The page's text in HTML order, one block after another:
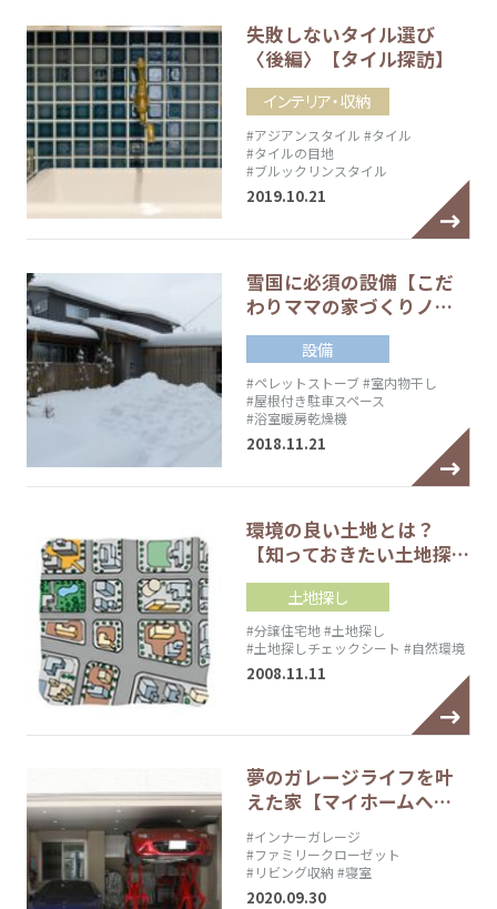
失敗しないタイル選び
〈後編〉【タイル探訪】
インテリア・収納
#アジアンスタイル #タイル
#タイルの目地
#ブルックリンスタイル
2019.10.21
雪国に必須の設備【こだ
わりママの家づくりノ…
設備
#ペレットストーブ#室内物干し
#屋根付き駐車スペース
#浴室暖房乾燥機
2018.11.21
環境の良い土地とは？
【知っておきたい土地探…
土地探し
#分譲住宅地#土地探し
#土地探しチェックシート #自然環境
2008.11.11
夢のガレージライフを叶
えた家【マイホームへ…
#インナーガレージ
#ファミリークローゼット
#リビング収納 #寝室
2020.09.30